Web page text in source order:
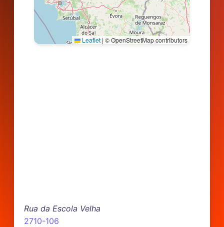
Leaflet | © OpenStreetMap contributors
Rua da Escola Velha
2710-106